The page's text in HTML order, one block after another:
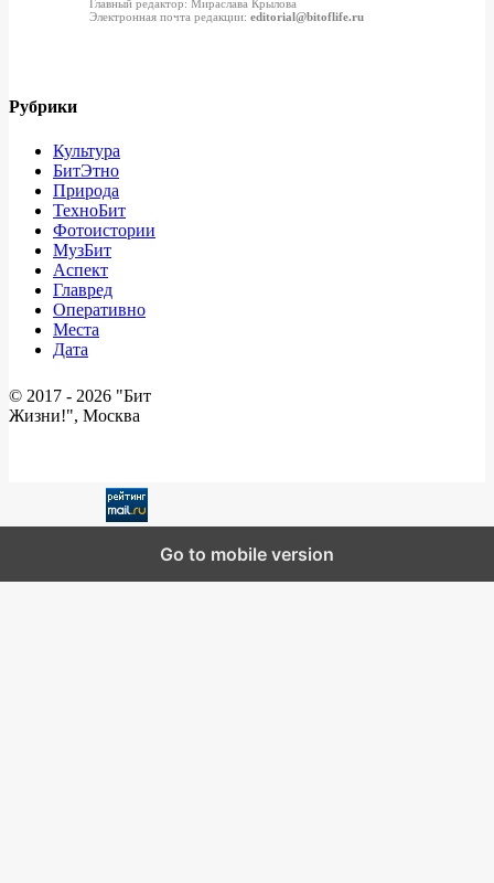
Главный редактор: Мираслава Крылова
Электронная почта редакции: editorial@bitoflife.ru
Рубрики
Культура
БитЭтно
Природа
ТехноБит
Фотоистории
МузБит
Аспект
Главред
Оперативно
Места
Дата
© 2017 - 2026 "Бит
Жизни!", Москва
Go to mobile version